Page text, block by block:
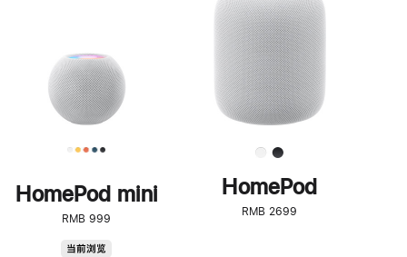
HomePod mini
RMB 999
当前浏览
了
解
HomePod<
HomePod
RMB 2699